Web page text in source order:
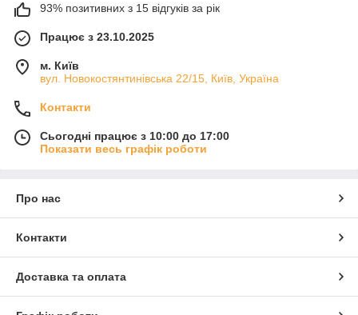
93% позитивних з 15 відгуків за рік
Працює з 23.10.2025
м. Київ
вул. Новокостянтинівська 22/15, Київ, Україна
Контакти
Сьогодні працює з 10:00 до 17:00
Показати весь графік роботи
Про нас
Контакти
Доставка та оплата